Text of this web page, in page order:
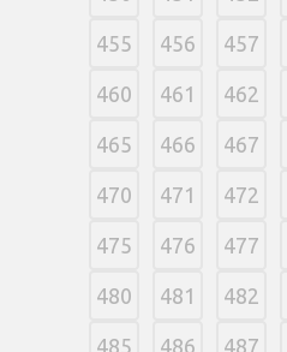
455 456 457
460 461 462
465 466 467
470 471 472
475 476 477
480 481 482
485 486 487